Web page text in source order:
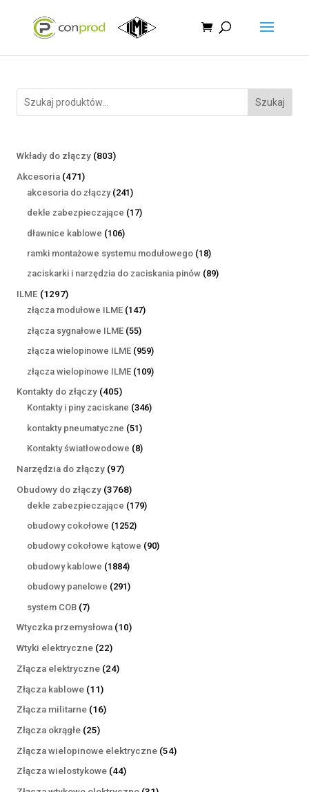
Szukaj
Wkłady do złączy 803803
Akcesoria 471471
produktów
akcesoria do złączy 241241
produktów
dekle zabezpieczające 1717
dławnice kablowe 106106
produktów
ramki montażowe systemu modułowego 1818
produktów
zaciskarki i narzędzia do zaciskania pinów 8989
ILME 12971297
produktów
złącza modułowe ILME 147147
złącza sygnałowe ILME 5555
produktów
złącza wielopinowe ILME 959959
produktów
złącza wielopinowe ILME 109109
Kontakty do złączy 405405
produktów
Kontakty i piny zaciskane 346346
kontakty pneumatyczne 5151
produktów
Kontakty światłowodowe 88
Narzędzia do złączy 9797
produktów
Obudowy do złączy 37683768
produktów
dekle zabezpieczające 179179
obudowy cokołowe 12521252
produkty
obudowy cokołowe kątowe 9090
obudowy kablowe 18841884
produkty
obudowy panelowe 291291
system COB 77
produktów
Wtyczka przemysłowa 1010
Wtyki elektryczne 2222
produkty
Złącza elektryczne 2424
Złącza kablowe 1111
produktów
Złącza militarne 1616
Złącza okrągłe 2525
produktów
Złącza wielopinowe elektryczne 5454
Złącza wielostykowe 4444
produkty